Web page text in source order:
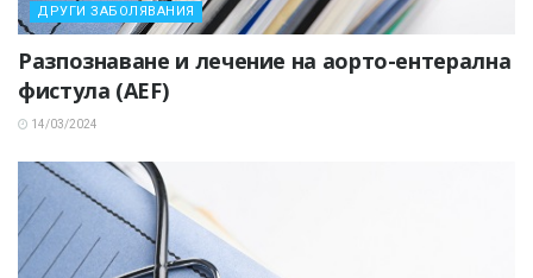
ДРУГИ ЗАБОЛЯВАНИЯ
Разпознаване и лечение на аорто-ентерална
фистула (AEF)
14/03/2024